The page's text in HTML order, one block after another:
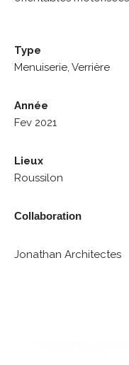
Type
Menuiserie, Verrière
Année
Fev 2021
Lieux
Roussilon
Collaboration
Jonathan Architectes